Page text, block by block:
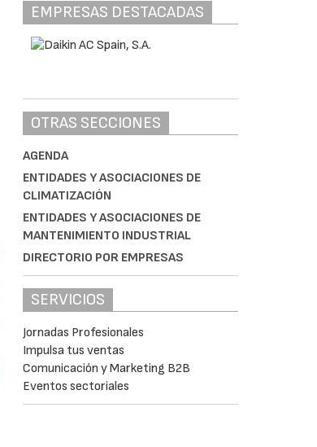
EMPRESAS DESTACADAS
OTRAS SECCIONES
AGENDA
ENTIDADES Y ASOCIACIONES DE
CLIMATIZACIÓN
ENTIDADES Y ASOCIACIONES DE
MANTENIMIENTO INDUSTRIAL
DIRECTORIO POR EMPRESAS
SERVICIOS
Jornadas Profesionales
Impulsa tus ventas
Comunicación y Marketing B2B
Eventos sectoriales